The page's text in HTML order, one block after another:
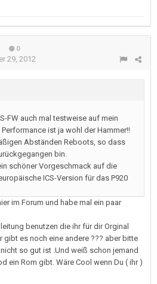
0
29, 2012
FW auch mal testweise auf mein
ist ja wohl der Hammer!!
Abständen Reboots, so dass
bin.
schöner Vorgeschmack auf die
ICS-Version für das P920
im Forum und habe mal ein paar
benutzen die ihr für dir Orginal
es noch eine andere ??? aber bitte
so gut ist .Und weiß schon jemand
ein Rom gibt. Wäre Cool wenn Du ( ihr )